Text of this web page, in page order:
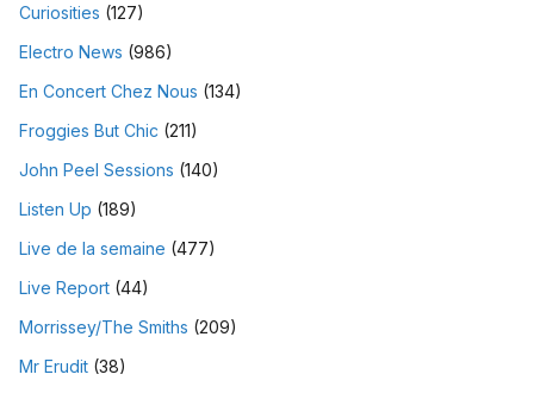
Curiosities (127)
Electro News (986)
En Concert Chez Nous (134)
Froggies But Chic (211)
John Peel Sessions (140)
Listen Up (189)
Live de la semaine (477)
Live Report (44)
Morrissey/The Smiths (209)
Mr Erudit (38)